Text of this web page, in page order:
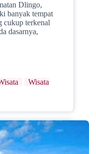
Dlingo,
banyak tempat
cukup terkenal
dasarnya,
Wisata